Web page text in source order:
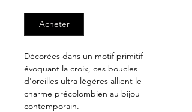
Acheter
Décorées dans un motif primitif
évoquant la croix, ces boucles
d'oreilles ultra légères allient le
charme précolombien au bijou
contemporain.